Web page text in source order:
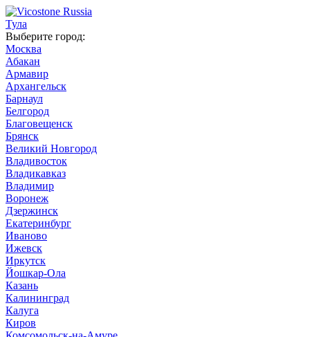
Тула
Выберите город:
Москва
Абакан
Армавир
Архангельск
Барнаул
Белгород
Благовещенск
Брянск
Великий Новгород
Владивосток
Владикавказ
Владимир
Воронеж
Дзержинск
Екатеринбург
Иваново
Ижевск
Иркутск
Йошкар-Ола
Казань
Калининград
Калуга
Киров